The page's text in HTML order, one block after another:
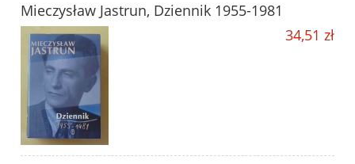
Mieczysław Jastrun, Dziennik 1955-1981
34,51 zł